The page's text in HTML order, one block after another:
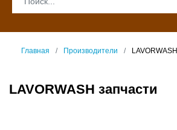
Главная Производители LAVORWASH
LAVORWASH запчасти